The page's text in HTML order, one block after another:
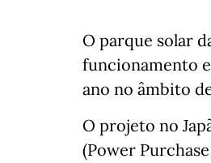
O parque solar
funcionamento
ano no âmbito
O projeto no
(Power